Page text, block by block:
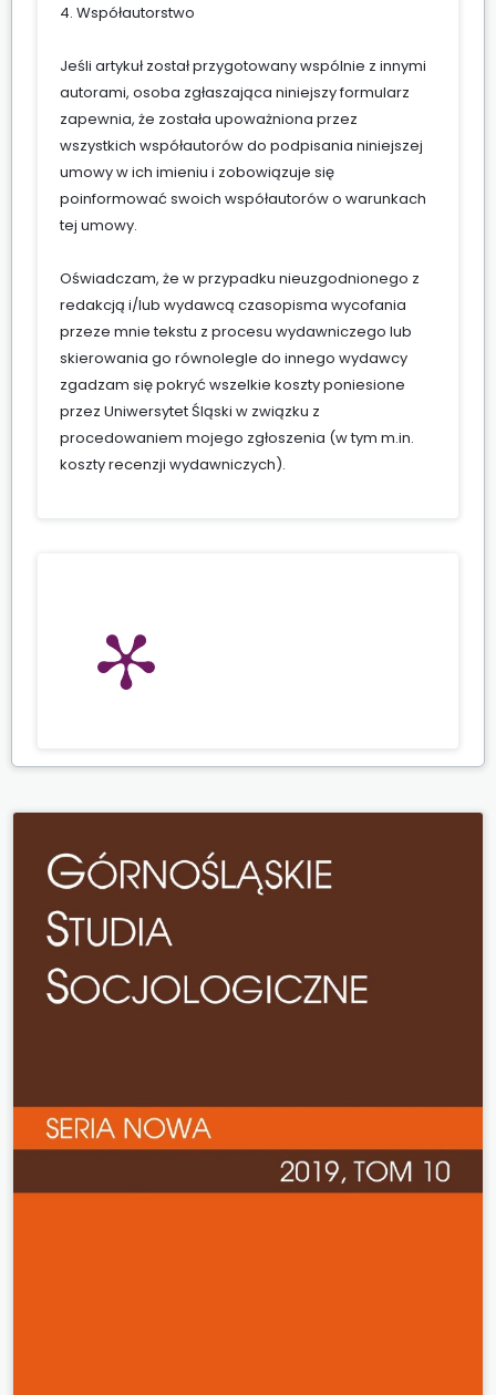
4. Współautorstwo
Jeśli artykuł został przygotowany wspólnie z innymi
autorami, osoba zgłaszająca niniejszy formularz
zapewnia, że została upoważniona przez
wszystkich współautorów do podpisania niniejszej
umowy w ich imieniu i zobowiązuje się
poinformować swoich współautorów o warunkach
tej umowy.
Oświadczam, że w przypadku nieuzgodnionego z
redakcją i/lub wydawcą czasopisma wycofania
przeze mnie tekstu z procesu wydawniczego lub
skierowania go równolegle do innego wydawcy
zgadzam się pokryć wszelkie koszty poniesione
przez Uniwersytet Śląski w związku z
procedowaniem mojego zgłoszenia (w tym m.in.
koszty recenzji wydawniczych).